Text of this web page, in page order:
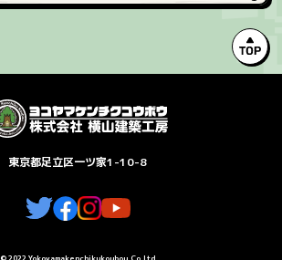
東京都足立区一ツ家1-10-8